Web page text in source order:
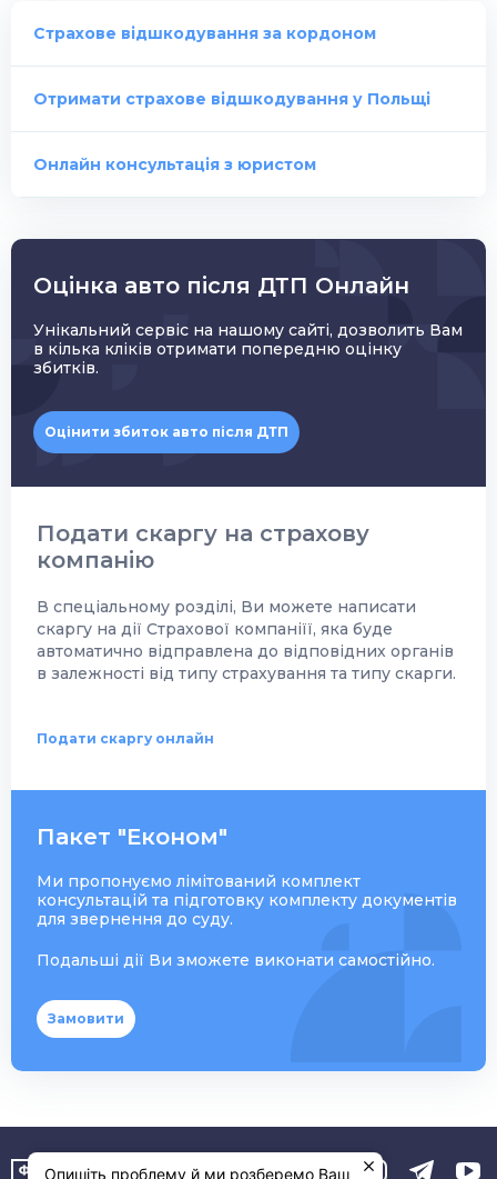
Страхове відшкодування за кордоном
Отримати страхове відшкодування у Польщі
Онлайн консультація з юристом
Оцінка авто після ДТП Онлайн
Унікальний сервіс на нашому сайті, дозволить Вам
в кілька кліків отримати попередню оцінку
збитків.
Оцінити збиток авто після ДТП
Подати скаргу на страхову
компанію
В спеціальному розділі, Ви можете написати
скаргу на дії Страхової компаніїї, яка буде
автоматично відправлена до відповідних органів
в залежності від типу страхування та типу скарги.
Подати скаргу онлайн
Пакет "Економ"
Ми пропонуємо лімітований комплект
консультацій та підготовку комплекту документів
для звернення до суду.
Подальші дії Ви зможете виконати самостійно.
Замовити
Опишіть проблему й ми розберемо Ваш